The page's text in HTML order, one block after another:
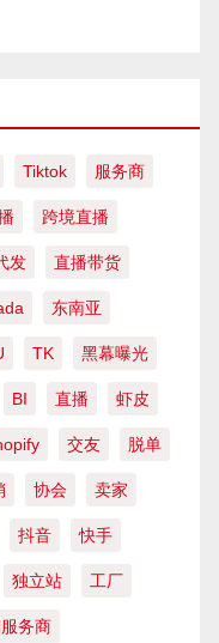
Tiktok 服务商
跨境直播
发 直播带货
东南亚
TK 黑幕曝光
BI 直播 虾皮
交友 脱单
协会 卖家
抖音 快手
独立站 工厂
务商